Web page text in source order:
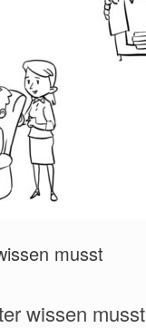
musst
wissen musst